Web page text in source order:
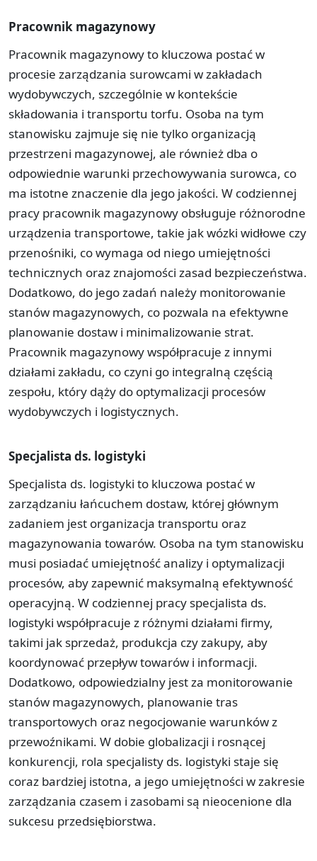
Pracownik magazynowy
Pracownik magazynowy to kluczowa postać w
procesie zarządzania surowcami w zakładach
wydobywczych, szczególnie w kontekście
składowania i transportu torfu. Osoba na tym
stanowisku zajmuje się nie tylko organizacją
przestrzeni magazynowej, ale również dba o
odpowiednie warunki przechowywania surowca, co
ma istotne znaczenie dla jego jakości. W codziennej
pracy pracownik magazynowy obsługuje różnorodne
urządzenia transportowe, takie jak wózki widłowe czy
przenośniki, co wymaga od niego umiejętności
technicznych oraz znajomości zasad bezpieczeństwa.
Dodatkowo, do jego zadań należy monitorowanie
stanów magazynowych, co pozwala na efektywne
planowanie dostaw i minimalizowanie strat.
Pracownik magazynowy współpracuje z innymi
działami zakładu, co czyni go integralną częścią
zespołu, który dąży do optymalizacji procesów
wydobywczych i logistycznych.
Specjalista ds. logistyki
Specjalista ds. logistyki to kluczowa postać w
zarządzaniu łańcuchem dostaw, której głównym
zadaniem jest organizacja transportu oraz
magazynowania towarów. Osoba na tym stanowisku
musi posiadać umiejętność analizy i optymalizacji
procesów, aby zapewnić maksymalną efektywność
operacyjną. W codziennej pracy specjalista ds.
logistyki współpracuje z różnymi działami firmy,
takimi jak sprzedaż, produkcja czy zakupy, aby
koordynować przepływ towarów i informacji.
Dodatkowo, odpowiedzialny jest za monitorowanie
stanów magazynowych, planowanie tras
transportowych oraz negocjowanie warunków z
przewoźnikami. W dobie globalizacji i rosnącej
konkurencji, rola specjalisty ds. logistyki staje się
coraz bardziej istotna, a jego umiejętności w zakresie
zarządzania czasem i zasobami są nieocenione dla
sukcesu przedsiębiorstwa.